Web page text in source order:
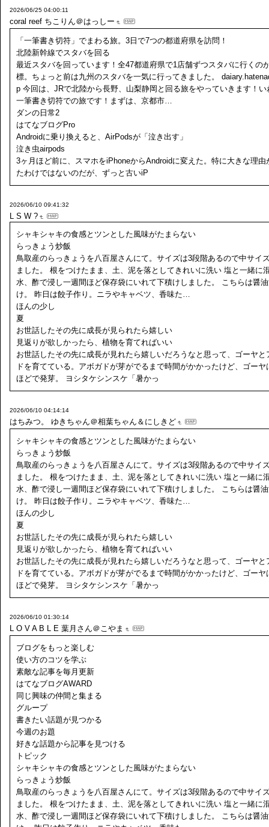
2026/06/25 04:00:11
coral reef ちこりん＠はっしー
「一筆書き切符」でまわる旅。3日で7つの都道府県を訪問！
北陸新幹線でスタバを回る
最近スタバを回っています！全47都道府県で1店舗ずつスタバに行くの
標。ちょっと前は九州のスタバを一気に行ってきました。
p 今回は、JRで北陸から長野、山梨静岡と回る旅をやっていきます！い
一筆書き切符での旅です！まずは、京都市…
ダンの日常2
はてなブログPro
Androidに乗り換えると、AirPodsが「泣き出す」
泣き虫airpods
3ヶ月ほど前に、スマホをiPhoneからAndroidに変えた。特に大きな理由
たわけではないのだが、ずっと古いiP
2026/06/10 09:41:32
L S W ?
シャキシャキの食感とツンとした風味がたまらない
らっきょう炒飯
鳥取産のらっきょうを八百屋さんにて。サイズは3段階あるので中サイ
ました。 根をつけたまま、土、泥を落としてきれいに洗い 塩と一緒に
水、酢で浸し一週間ほど保存袋にいれて下積けしました。 こちらは醤
け。 昨日は餃子作り。ニラやキャベツ、香味た…
ほんの少し
夏
お世話したその先に成長が見られたら嬉しい
見返りが欲しかったら、植物を育てればいい
お世話したその先に成長が見れたら嬉しいだろうなと思って、ゴーヤと
ドを育てている。アボガドが芽がでるまで時間がかかったけど、ゴーヤ
ほどで発芽。 ヨシタケシンスケ「暑かっ
2026/06/10 04:14:14
はちみつ。 ゆきちゃん＠相葉ちゃん＆にしきど
シャキシャキの食感とツンとした風味がたまらない
らっきょう炒飯
鳥取産のらっきょうを八百屋さんにて。サイズは3段階あるので中サイ
ました。 根をつけたまま、土、泥を落としてきれいに洗い 塩と一緒に
水、酢で浸し一週間ほど保存袋にいれて下積けしました。 こちらは醤
け。 昨日は餃子作り。ニラやキャベツ、香味た…
ほんの少し
夏
お世話したその先に成長が見られたら嬉しい
見返りが欲しかったら、植物を育てればいい
お世話したその先に成長が見れたら嬉しいだろうなと思って、ゴーヤと
ドを育てている。アボガドが芽がでるまで時間がかかったけど、ゴーヤ
ほどで発芽。 ヨシタケシンスケ「暑かっ
2026/06/10 01:30:14
L O V A B L E 葉月さん＠こやま
ブログをもっと楽しむ
使い方のコツを学ぶ
素敵な記事を毎月更新
はてなブログAWARD
同じ興味の仲間と集まる
グループ
書きたい話題が見つかる
今週のお題
好きな話題から記事を見つける
トピック
シャキシャキの食感とツンとした風味がたまらない
らっきょう炒飯
鳥取産のらっきょうを八百屋さんにて。サイズは3段階あるので中サイ
ました。 根をつけたまま、土、泥を落としてきれいに洗い 塩と一緒に
水、酢で浸し一週間ほど保存袋にいれて下積けしました。 こちらは醤